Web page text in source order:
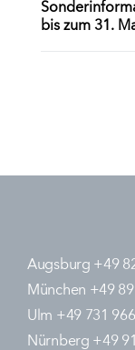
bis zum 31.
Augsburg +49
München +49
Ulm +49 731
Nürnberg +49